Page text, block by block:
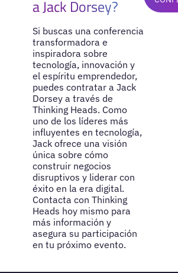
a Jack Dorsey?
Si buscas una conferencia
transformadora e
inspiradora sobre
tecnología, innovación y
el espíritu emprendedor,
puedes contratar a Jack
Dorsey a través de
Thinking Heads. Como
uno de los líderes más
influyentes en tecnología,
Jack ofrece una visión
única sobre cómo
construir negocios
disruptivos y liderar con
éxito en la era digital.
Contacta con Thinking
Heads hoy mismo para
más información y
asegura su participación
en tu próximo evento.